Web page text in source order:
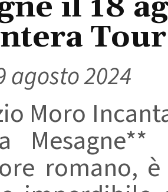
il 18
agosto 2024
Moro
romano,